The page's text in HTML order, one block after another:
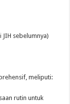
sebelumnya)
meliputi:
rutin untuk